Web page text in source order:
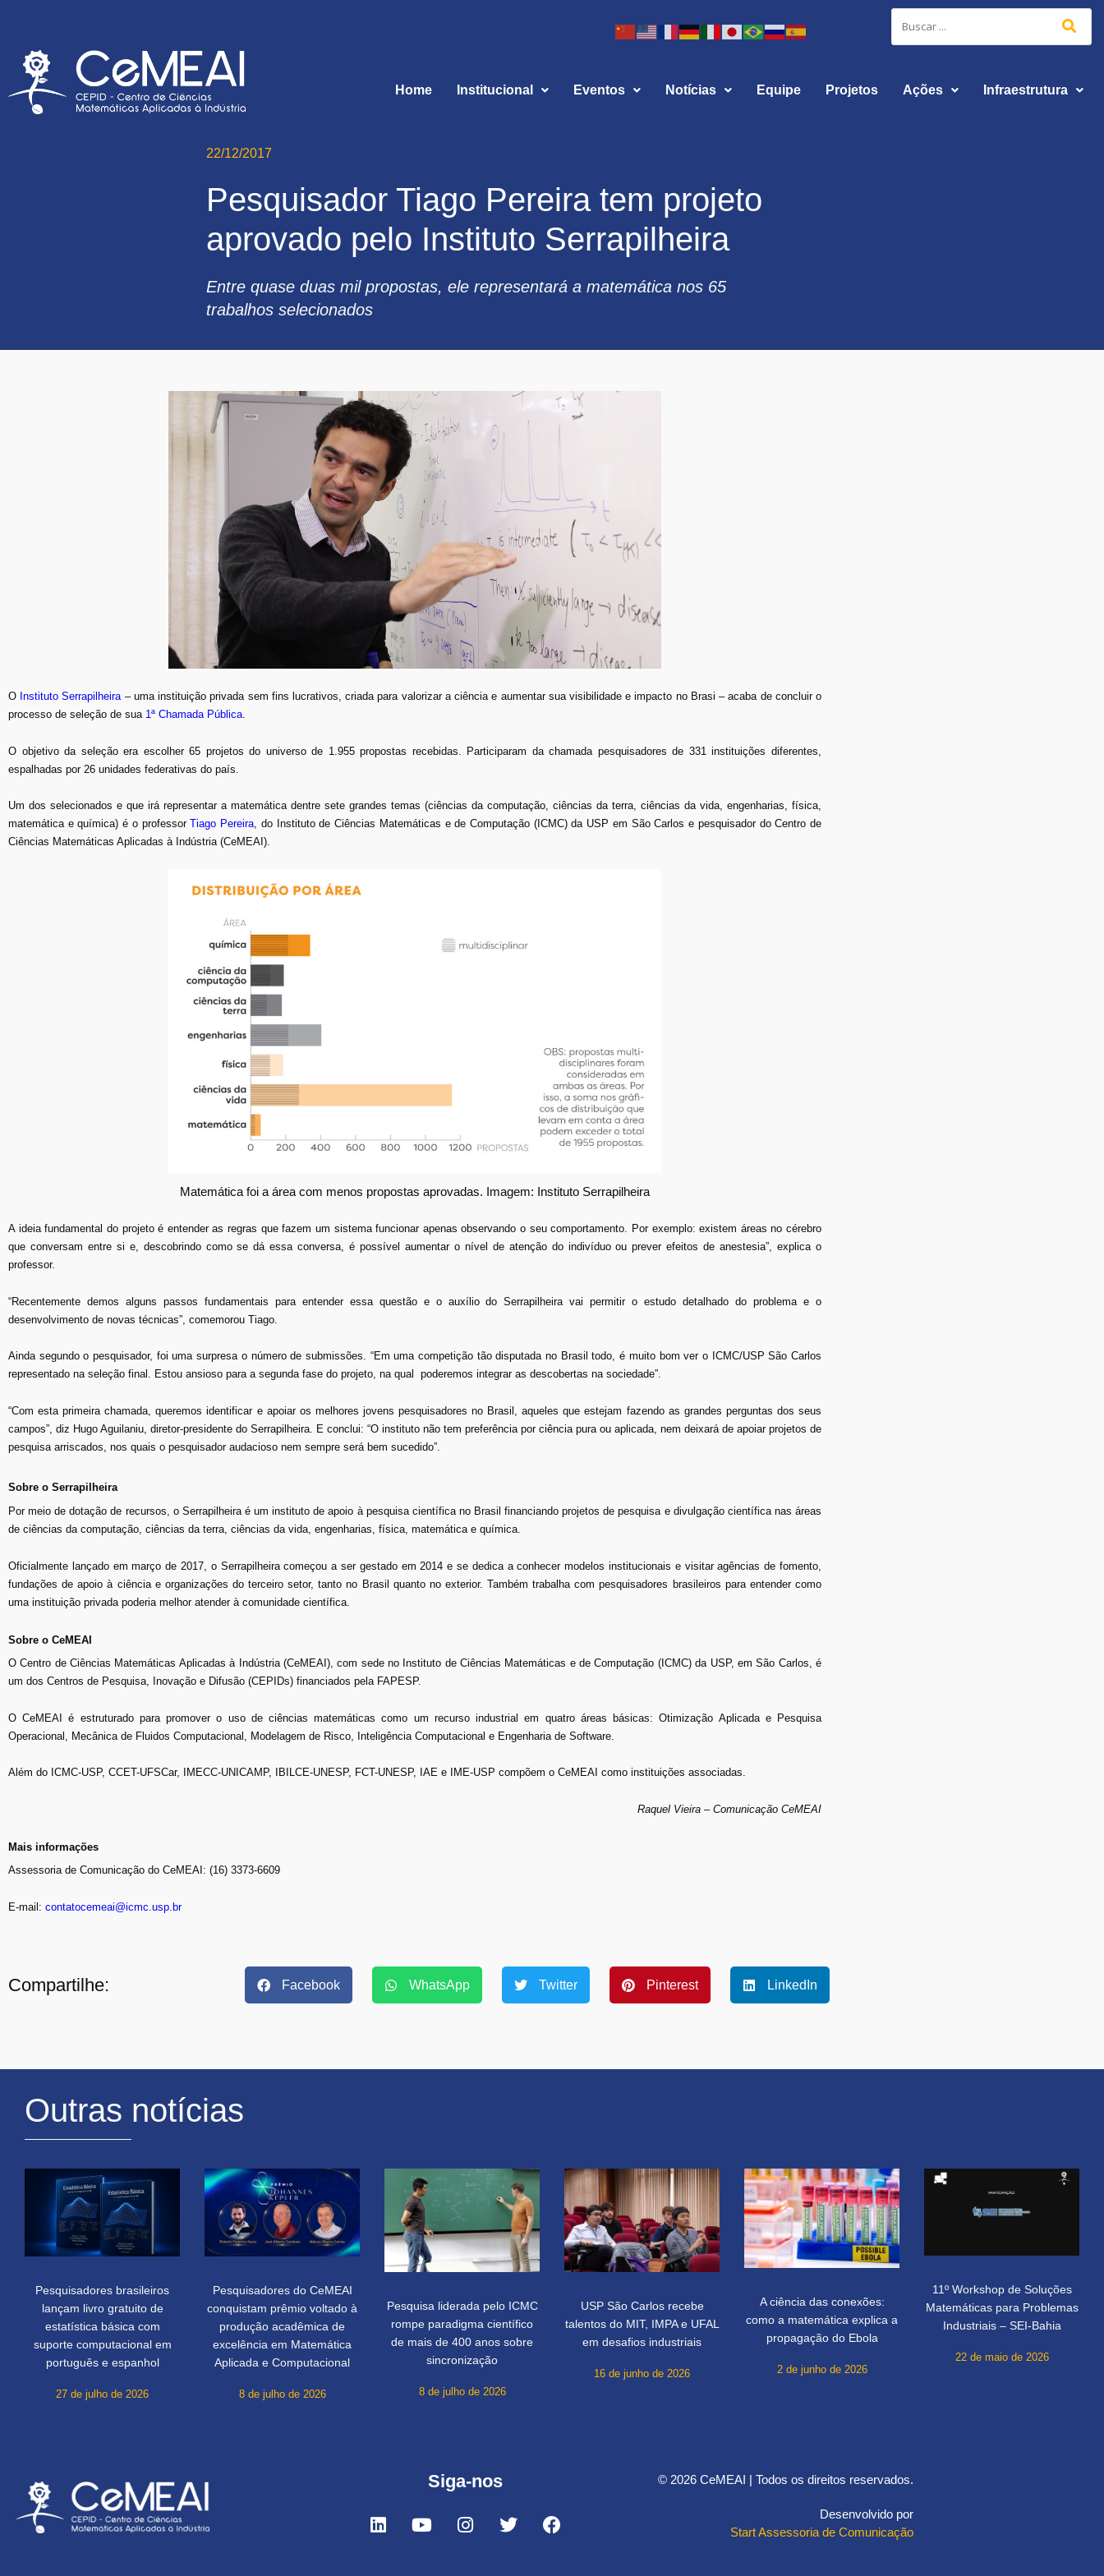
Home Institucional Eventos Notícias Equipe Projetos Ações Infraestrutura
22/12/2017
Pesquisador Tiago Pereira tem projeto
aprovado pelo Instituto Serrapilheira
Entre quase duas mil propostas, ele representará a matemática nos 65
trabalhos selecionados
O Instituto Serrapilheira– uma instituição privada sem fins lucrativos, criada para valorizar a ciência e aumentar sua visibilidade e impacto no Brasi – acaba de concluir o
processo de seleção de sua 1ª Chamada Pública.
O objetivo da seleção era escolher 65 projetos do universo de 1.955 propostas recebidas. Participaram da chamada pesquisadores de 331 instituições diferentes,
espalhadas por 26 unidades federativas do país.
Um dos selecionados e que irá representar a matemática dentre sete grandes temas (ciências da computação, ciências da terra, ciências da vida, engenharias, física,
matemática e química) é o professorTiago Pereira, do Instituto de Ciências Matemáticas e de Computação (ICMC) da USP em São Carlos e pesquisador do Centro de
Ciências Matemáticas Aplicadas à Indústria (CeMEAI).
Matemática foi a área com menos propostas aprovadas. Imagem: Instituto Serrapilheira
A ideia fundamental do projeto é entender as regras que fazem um sistema funcionar apenas observando o seu comportamento. Por exemplo: existem áreas no cérebro
que conversam entre si e, descobrindo como se dá essa conversa, é possível aumentar o nível de atenção do indivíduo ou prever efeitos de anestesia”, explica o
professor.
“Recentemente demos alguns passos fundamentais para entender essa questão e o auxílio do Serrapilheira vai permitir o estudo detalhado do problema e o
desenvolvimento de novas técnicas”, comemorou Tiago.
Ainda segundo o pesquisador, foi uma surpresa o número de submissões. “Em uma competição tão disputada no Brasil todo, é muito bom ver o ICMC/USP São Carlos
representado na seleção final. Estou ansioso para a segunda fase do projeto, na qual poderemos integrar as descobertas na sociedade”.
“Com esta primeira chamada, queremos identificar e apoiar os melhores jovens pesquisadores no Brasil, aqueles que estejam fazendo as grandes perguntas dos seus
campos”, diz Hugo Aguilaniu, diretor-presidente do Serrapilheira. E conclui: “O instituto não tem preferência por ciência pura ou aplicada, nem deixará de apoiar projetos de
pesquisa arriscados, nos quais o pesquisador audacioso nem sempre será bem sucedido”.
Sobre o Serrapilheira
Por meio de dotação de recursos, o Serrapilheira é um instituto de apoio à pesquisa científica no Brasil financiando projetos de pesquisa e divulgação científica nas áreas
de ciências da computação, ciências da terra, ciências da vida, engenharias, física, matemática e química.
Oficialmente lançado em março de 2017, o Serrapilheira começou a ser gestado em 2014 e se dedica a conhecer modelos institucionais e visitar agências de fomento,
fundações de apoio à ciência e organizações do terceiro setor, tanto no Brasil quanto no exterior. Também trabalha com pesquisadores brasileiros para entender como
uma instituição privada poderia melhor atender à comunidade científica.
Sobre o CeMEAI
O Centro de Ciências Matemáticas Aplicadas à Indústria (CeMEAI), com sede no Instituto de Ciências Matemáticas e de Computação (ICMC) da USP, em São Carlos, é
um dos Centros de Pesquisa, Inovação e Difusão (CEPIDs) financiados pela FAPESP.
O CeMEAI é estruturado para promover o uso de ciências matemáticas como um recurso industrial em quatro áreas básicas: Otimização Aplicada e Pesquisa
Operacional, Mecânica de Fluidos Computacional, Modelagem de Risco, Inteligência Computacional e Engenharia de Software.
Além do ICMC-USP, CCET-UFSCar, IMECC-UNICAMP, IBILCE-UNESP, FCT-UNESP, IAE e IME-USP compõem o CeMEAI como instituições associadas.
Raquel Vieira – Comunicação CeMEAI
Mais informações
Assessoria de Comunicação do CeMEAI: (16) 3373-6609
E-mail: contatocemeai@icmc.usp.br
Compartilhe: Facebook WhatsApp Twitter Pinterest LinkedIn
Outras notícias
Pesquisadores brasileiros
lançam livro gratuito de
estatística básica com
suporte computacional em
português e espanhol
27 de julho de 2026
Pesquisadores do CeMEAI
conquistam prêmio voltado à
produção acadêmica de
excelência em Matemática
Aplicada e Computacional
8 de julho de 2026
Pesquisa liderada pelo ICMC
rompe paradigma científico
de mais de 400 anos sobre
sincronização
8 de julho de 2026
USP São Carlos recebe
talentos do MIT, IMPA e UFAL
em desafios industriais
16 de junho de 2026
A ciência das conexões:
como a matemática explica a
propagação do Ebola
2 de junho de 2026
11º Workshop de Soluções
Matemáticas para Problemas
Industriais – SEI-Bahia
22 de maio de 2026
Siga-nos © 2026 CeMEAI | Todos os direitos reservados.
Desenvolvido por
Start Assessoria de Comunicação